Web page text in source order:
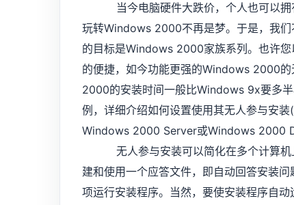
当今电脑硬件大跌价，个人也可以拥有
玩转Windows 2000不再是梦。于是，我
的目标是Windows 2000家族系列。也许
的便捷，如今功能更强的Windows 2000
2000的安装时间一般比Windows 9x要多
例，详细介绍如何设置使用其无人参与安
Windows 2000 Server或Windows 2000
无人参与安装可以简化在多个计算机
建和使用一个应答文件，即自动回答安装
项运行安装程序。当然，要使安装程序自